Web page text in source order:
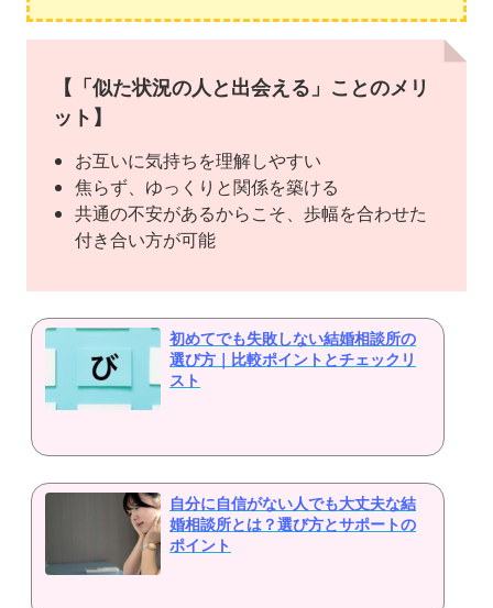
【「似た状況の人と出会える」ことのメリ
ット】
お互いに気持ちを理解しやすい
焦らず、ゆっくりと関係を築ける
共通の不安があるからこそ、歩幅を合わせた
付き合い方が可能
初めてでも失敗しない結婚相談所の
選び方｜比較ポイントとチェックリ
スト
自分に自信がない人でも大丈夫な結
婚相談所とは？選び方とサポートの
ポイント